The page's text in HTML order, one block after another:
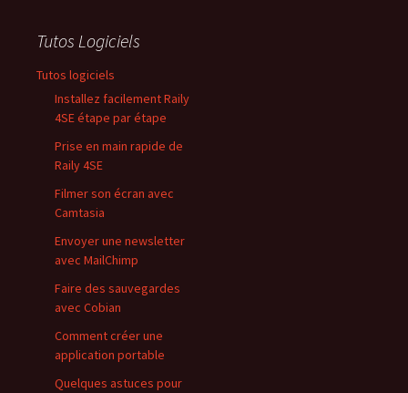
Tutos Logiciels
Tutos logiciels
Installez facilement Raily
4SE étape par étape
Prise en main rapide de
Raily 4SE
Filmer son écran avec
Camtasia
Envoyer une newsletter
avec MailChimp
Faire des sauvegardes
avec Cobian
Comment créer une
application portable
Quelques astuces pour